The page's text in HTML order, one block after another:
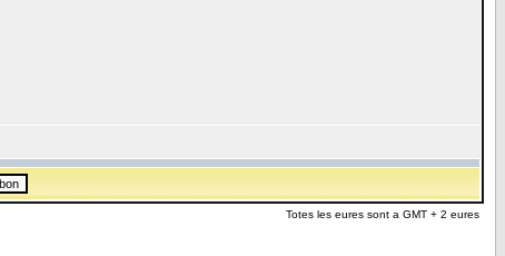
Totes les eures sont a GMT + 2 eures